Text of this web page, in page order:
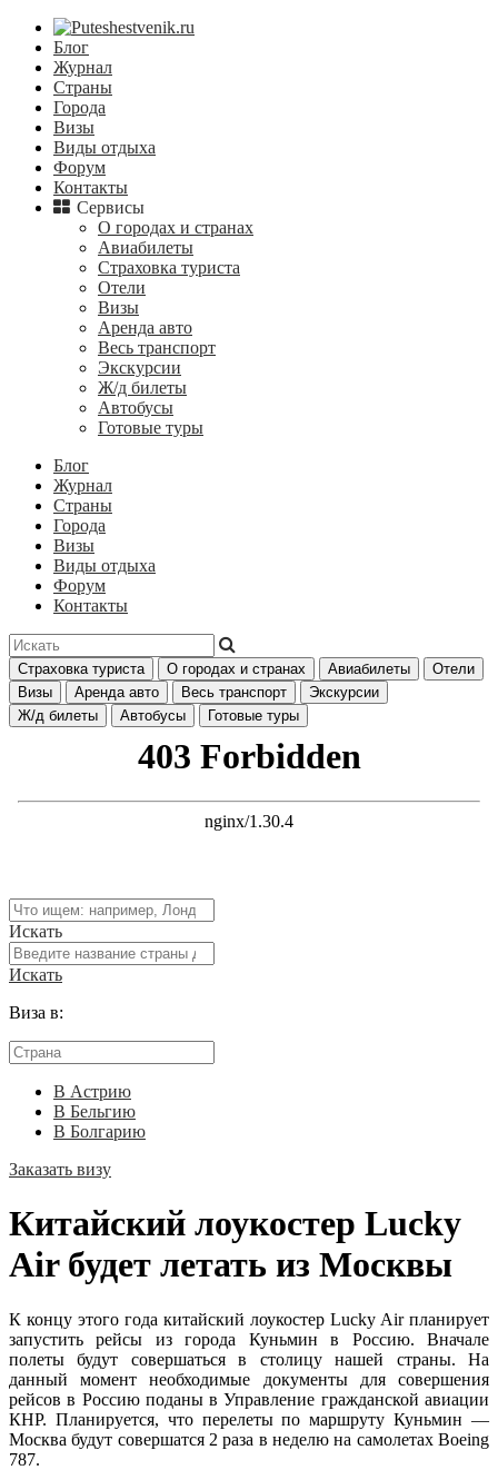
Блог
Журнал
Страны
Города
Визы
Виды отдыха
Форум
Контакты
Сервисы
О городах и странах
Авиабилеты
Страховка туриста
Отели
Визы
Аренда авто
Весь транспорт
Экскурсии
Ж/д билеты
Автобусы
Готовые туры
Блог
Журнал
Страны
Города
Визы
Виды отдыха
Форум
Контакты
Страховка туриста О городах и странах Авиабилеты
Отели
Визы
Аренда авто Весь транспорт
Экскурсии
Ж/д билеты
Автобусы Готовые туры
Искать
Искать
Виза в:
В Астрию
В Бельгию
В Болгарию
Заказать визу
Китайский лоукостер Lucky
Air будет летать из Москвы
К концу этого года китайский лоукостер Lucky Air планирует
запустить рейсы из города Куньмин в Россию. Вначале
полеты будут совершаться в столицу нашей страны. На
данный момент необходимые документы для совершения
рейсов в Россию поданы в Управление гражданской авиации
КНР. Планируется, что перелеты по маршруту Куньмин —
Москва будут совершатся 2 раза в неделю на самолетах Boeing
787.